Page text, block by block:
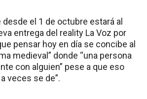
el 1 de octubre estará al
entrega del reality La Voz por
pensar hoy en día se concibe al
medieval” donde “una persona
con alguien” pese a que eso
veces se de”.